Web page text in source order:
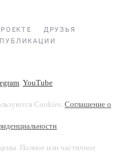
ДРУЗЬЯ
ПУБЛИКАЦИИ
, YouTube.
Cookies. Соглашение о
.
Полное или частичное